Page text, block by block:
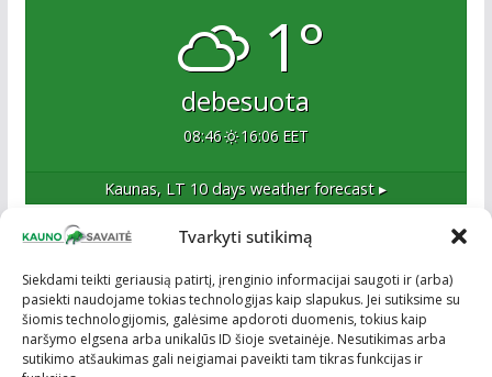
Tvarkyti sutikimą
Siekdami teikti geriausią patirtį, įrenginio informacijai saugoti ir (arba)
pasiekti naudojame tokias technologijas kaip slapukus. Jei sutiksime su
šiomis technologijomis, galėsime apdoroti duomenis, tokius kaip
naršymo elgsena arba unikalūs ID šioje svetainėje. Nesutikimas arba
sutikimo atšaukimas gali neigiamai paveikti tam tikras funkcijas ir
1°
debesuota
08:46 16:06 EET
Kaunas, LT 10 days weather forecast ▸
Esame naujas Kaune, tačiau veržlus ir profesionalus
kolektyvas. Ne naujokai žiniasklaidoje. Į Kauną
žengiame tvirtai įsitikinę savo sėkme.